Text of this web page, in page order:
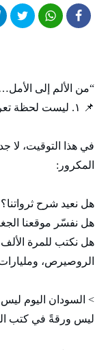
“من الألم إلى الأمل…
📌 ١. ليست لحظة تعريف… بل لحظة تحوّل
في هذا التوقيت، لا
المكرور:
هل نعيد شرح ثرواتنا؟
هل نفسّر موقعنا
هل نكتب للمرة
الروصيرص،
> السودان اليوم
ليس ورقةً في كتب